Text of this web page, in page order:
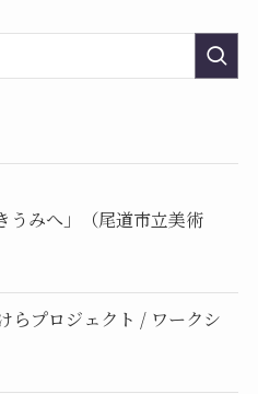
うみへ」（尾道市立美術
らプロジェクト / ワークシ